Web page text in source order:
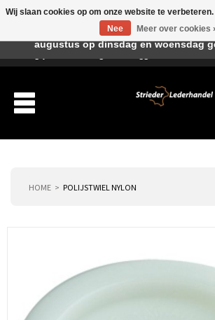
Verzending
HOME POLIJSTWIEL NYLON
Wij slaan cookies op om onze website te
Nee
Meer over cookies
Beste klant, I.v.m. de vakantieperiode
augustus op dinsdag en woensdag